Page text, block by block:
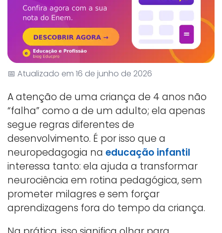
📅 Atualizado em 16 de junho de 2026
A atenção de uma criança de 4 anos não
“falha” como a de um adulto; ela apenas
segue regras diferentes de
desenvolvimento. É por isso que a
neuropedagogia na educação infantil
interessa tanto: ela ajuda a transformar
neurociência em rotina pedagógica, sem
prometer milagres e sem forçar
aprendizagens fora do tempo da criança.